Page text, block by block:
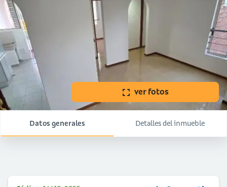
ver fotos
Datos generales Detalles del inmueble